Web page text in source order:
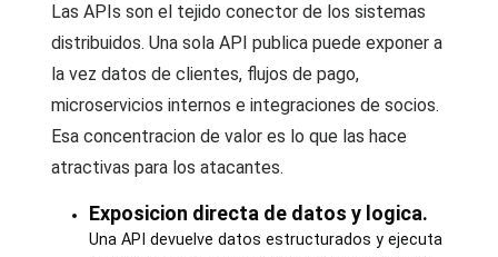
Las APIs son el tejido conector de los sistemas
distribuidos. Una sola API publica puede exponer a
la vez datos de clientes, flujos de pago,
microservicios internos e integraciones de socios.
Esa concentracion de valor es lo que las hace
atractivas para los atacantes.
Exposicion directa de datos y logica.
Una API devuelve datos estructurados y ejecuta